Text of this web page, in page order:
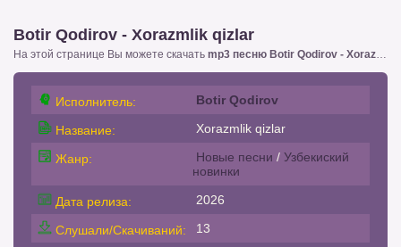
Botir Qodirov - Xorazmlik qizlar
На этой странице Вы можете скачать mp3 песню Botir Qodirov - Xorazmlik qizlar
Исполнитель: Botir Qodirov
Название: Xorazmlik qizlar
Жанр: Новые песни / Узбекиский
новинки
Дата релиза: 2026
Слушали/Скачиваний: 13